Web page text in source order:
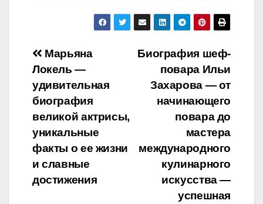
Навигация
по
записям
Биография шеф-
повара Ильи
Захарова — от
начинающего
повара до
мастера
международного
кулинарного
искусства —
успешная
Марьяна
Локель —
удивительная
биография
великой актрисы,
уникальные
факты о ее жизни
и славные
достижения